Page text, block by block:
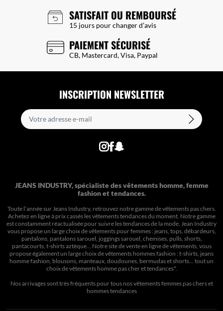
SATISFAIT OU REMBOURSÉ
15 jours pour changer d’avis
PAIEMENT SÉCURISÉ
CB, Mastercard, Visa, Paypal
INSCRIPTION NEWSLETTER
JEANS INDUSTRY, spécialiste des vêtements homme, femme
fashion et tendances.
Toute l’année sur Jeans Industry, retrouvez notre gamme de vêtements pas chers.
Achetez en ligne à prix cassés les vêtements tendances du moment. Notre gamme
est constamment réactualisée pour suivre les tendances de la mode. Jean Industry
vous propose un large choix de vêtements pour femmes : jeans, tops, débardeurs,
pantalons, pantalons sarouel, joggings sarouel, chemises, pulls, shorts,
pantacourts, t-shirts aztèque... Notre site de vente en ligne de vêtements, vous
propose également un large choix de vêtements hommes fashion : t-shirts, jeans
homme fashion, blousons, manteaux, doudounes, bermudas et shorts… tout un
choix devêtements homme pas cher et tendances*.
Nos arrivages sont très fréquents pour tous nosvêtements femmes pas cherset
hommes tendances